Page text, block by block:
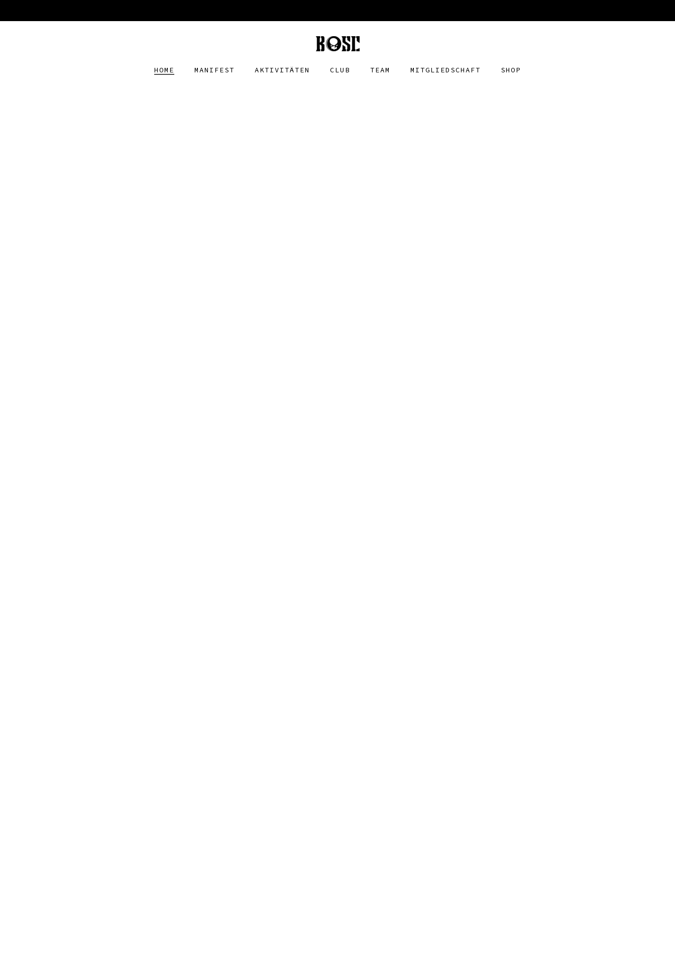
HOME MANIFEST AKTIVITÄTEN CLUB TEAM MITGLIEDSCHAFT SHOP